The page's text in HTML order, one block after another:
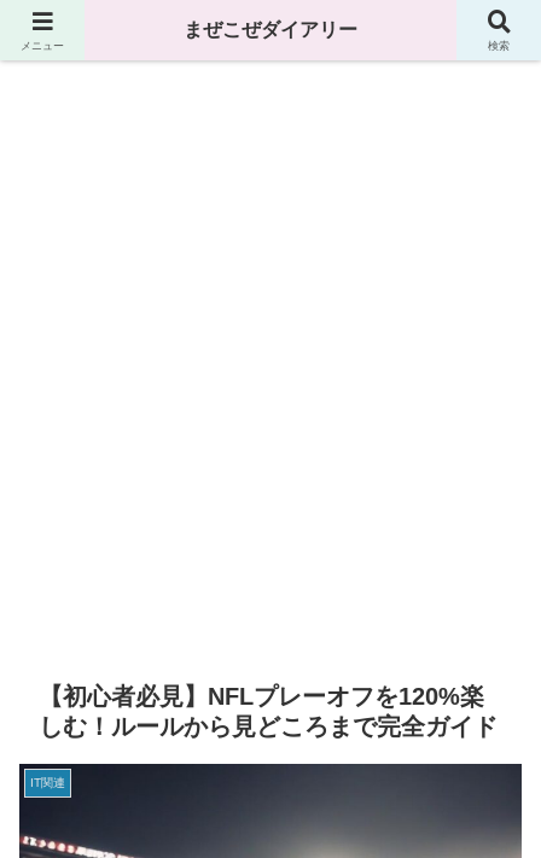
まぜこぜダイアリー
【初心者必見】NFLプレーオフを120%楽
しむ！ルールから見どころまで完全ガイド
IT関連
メニュー
まぜこぜダイアリー
検索